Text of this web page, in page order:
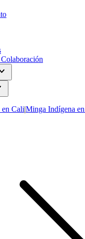
en Cali|Minga Indígena